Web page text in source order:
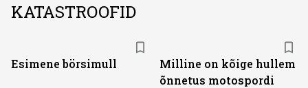
KATASTROOFID
Esimene börsimull
Milline on kõige hullem
õnnetus motospordi